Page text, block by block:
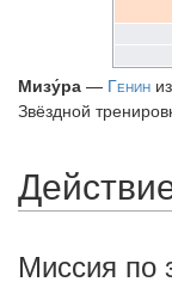
Мизу́ра — Генин из
Звёздной
Миссия по